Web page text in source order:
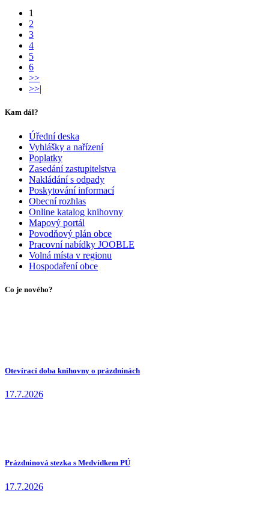
1
2
3
4
5
6
>>
>>|
Kam dál?
Úřední deska
Vyhlášky a nařízení
Poplatky
Zasedání zastupitelstva
Nakládání s odpady
Poskytování informací
Obecní rozhlas
Online katalog knihovny
Mapový portál
Povodňový plán obce
Pracovní nabídky JOOBLE
Volná místa v regionu
Hospodaření obce
Co je nového?
Otevírací doba knihovny o prázdninách
17.7.2026
Prázdninová stezka s Medvídkem PÚ
17.7.2026